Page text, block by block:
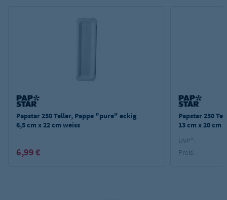
Papstar 250 Teller, Pappe "pure" eckig
6,5 cm x 22 cm weiss
6,99 €
Papstar 250
13 cm x 20 cm
UVP²:
Preis: